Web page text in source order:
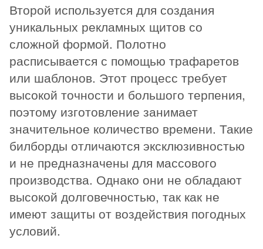
Второй используется для создания
уникальных рекламных щитов со
сложной формой. Полотно
расписывается с помощью трафаретов
или шаблонов. Этот процесс требует
высокой точности и большого терпения,
поэтому изготовление занимает
значительное количество времени. Такие
билборды отличаются эксклюзивностью
и не предназначены для массового
производства. Однако они не обладают
высокой долговечностью, так как не
имеют защиты от воздействия погодных
условий.